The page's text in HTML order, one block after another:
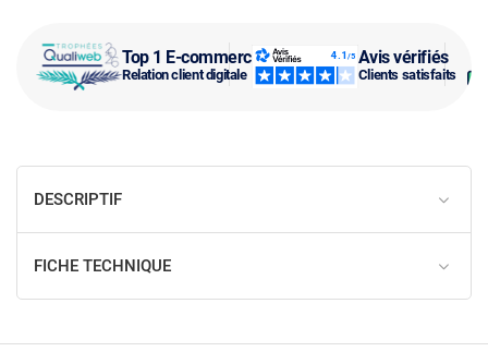
Top 1 E-commerce
Relation client digitale
Avis vérifiés
Clients satisfaits
DESCRIPTIF
FICHE TECHNIQUE